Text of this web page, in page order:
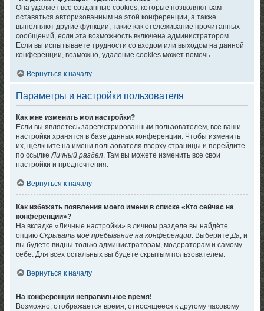
Она удаляет все созданные cookies, которые позволяют вам
оставаться авторизованным на этой конференции, а также
выполняют другие функции, такие как отслеживание прочитанных
сообщений, если эта возможность включена администратором.
Если вы испытываете трудности со входом или выходом на данной
конференции, возможно, удаление cookies может помочь.
Вернуться к началу
Параметры и настройки пользователя
Как мне изменить мои настройки?
Если вы являетесь зарегистрированным пользователем, все ваши
настройки хранятся в базе данных конференции. Чтобы изменить
их, щёлкните на имени пользователя вверху страницы и перейдите
по ссылкеЛичный раздел. Там вы можете изменить все свои
настройки и предпочтения.
Вернуться к началу
Как избежать появления моего имени в списке «Кто сейчас на
конференции»?
На вкладке «Личные настройки» в личном разделе вы найдёте
опциюСкрывать моё пребывание на конференции. ВыберитеДа, и
вы будете видны только администраторам, модераторам и самому
себе. Для всех остальных вы будете скрытым пользователем.
Вернуться к началу
На конференции неправильное время!
Возможно, отображается время, относящееся к другому часовому